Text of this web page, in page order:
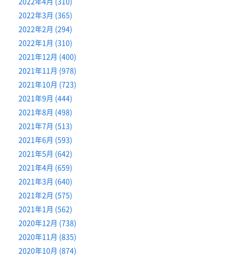
2022年3月 (365)
2022年2月 (294)
2022年1月 (310)
2021年12月 (400)
2021年11月 (978)
2021年10月 (723)
2021年9月 (444)
2021年8月 (498)
2021年7月 (513)
2021年6月 (593)
2021年5月 (642)
2021年4月 (659)
2021年3月 (640)
2021年2月 (575)
2021年1月 (562)
2020年12月 (738)
2020年11月 (835)
2020年10月 (874)